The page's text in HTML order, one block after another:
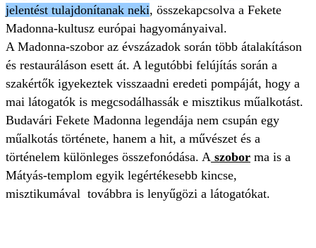
jelentést tulajdonítanak neki, összekapcsolva a Fekete
Madonna-kultusz európai hagyományaival.
A Madonna-szobor az évszázadok során több átalakításon
és restauráláson esett át. A legutóbbi felújítás során a
szakértők igyekeztek visszaadni eredeti pompáját, hogy a
mai látogatók is megcsodálhassák e misztikus műalkotást.
Budavári Fekete Madonna legendája nem csupán egy
műalkotás története, hanem a hit, a művészet és a
történelem különleges összefonódása. A szobor ma is a
Mátyás-templom egyik legértékesebb kincse,
misztikumával továbbra is lenyűgözi a látogatókat.